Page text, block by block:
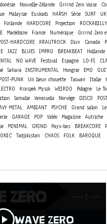
Nouvelle-Zélande Grrrnd Zero Vaise
Malaysie Euskadi HARSH Série SURF UK
Finlande HARDCORE Projection ROCKABILLY
Macédoine France Numérique
Grrrnd Zero
HARDCORE KRAUTROCK Divx Canada
JAZZ BLUES IMPRO BREAKBEAT Hollande
NO WAVE Festival Espagne LO-FI
Sahara INSTRUMENTAL Hongrie EMO
POST-PUNK Un lieux chouette Taiwan Italie
Kraspek Mysik WEIRDO Pologne
Le
Somalie Venezuela Norvège DISCO
METAL AMBIANT PSYCHE Grand salon
GARAGE POP Vidéo Magazine Autriche
MINIMAL GRIND Pays-bas BREAKCORE
Tadjikistan CHAOS FOLK BAROQUE